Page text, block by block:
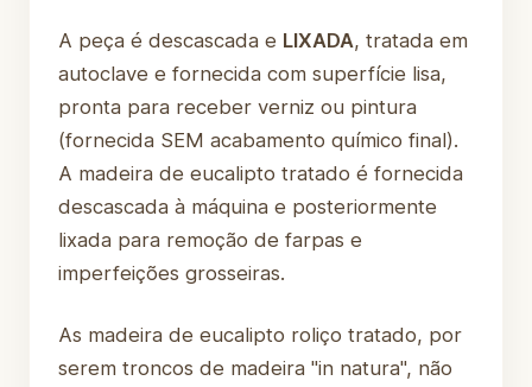
A peça é descascada e LIXADA, tratada em
autoclave e fornecida com superfície lisa,
pronta para receber verniz ou pintura
(fornecida SEM acabamento químico final).
A madeira de eucalipto tratado é fornecida
descascada à máquina e posteriormente
lixada para remoção de farpas e
imperfeições grosseiras.
As madeira de eucalipto roliço tratado, por
serem troncos de madeira "in natura", não